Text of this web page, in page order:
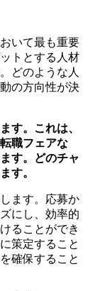
いて最も重要
トとする人材
どのような人
の方向性が決
す。これは、
職フェアな
す。どのチャ
す。
ます。応募か
にし、効率的
ることができ
策定すること
確保すること